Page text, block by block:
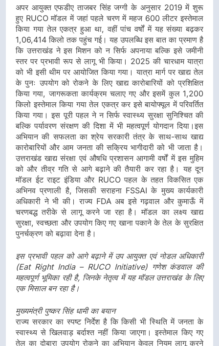
अपर आयुक्त एफडीए ताजबर सिंह जग्गी के अनुसार 2019 में शुरू
हुए RUCO मॉडल में जहां पहले चरण में महज 600 लीटर इस्तेमाल
किया गया तेल एकत्र हुआ था, वहीं पांच वर्षों में यह संख्या बढ़कर
1,06,414 किलो तक पहुंच गई। यह उपलब्धि इस बात का प्रमाण है
कि उत्तराखंड ने इस मिशन को न सिर्फ अपनाया बल्कि इसे जमीनी
स्तर पर प्रभावी रूप से लागू भी किया। 2025 की चारधाम यात्रा
को भी इसी थीम पर आयोजित किया गया। यात्रा मार्ग पर खाद्य तेल
के पुनः उपयोग को रोकने के लिए खाद्य कारोबारियों को प्रशिक्षित
किया गया, जागरूकता कार्यक्रम चलाए गए और इसमें कुल 1,200
किलो इस्तेमाल किया गया तेल एकत्र कर इसे बायोफ्यूल में परिवर्तित
किया गया। इस पूरी पहल ने न सिर्फ स्वास्थ्य सुरक्षा सुनिश्चित की
बल्कि पर्यावरण संरक्षण की दिशा में भी महत्वपूर्ण योगदान दिया।इस
अभियान की सफलता का श्रेय सरकारी तंत्र के साथ-साथ खाद्य
कारोबारियों और आम जनता की सक्रिय भागीदारी को भी जाता है।
उत्तराखंड खाद्य संरक्षा एवं औषधि प्रशासन आगामी वर्षों में इस मुहिम
को और तीव्र गति से आगे बढ़ाने की तैयारी कर रहा है। यह दून
मॉडल ईट राइट इंडिया और RUCO पहल के तहत विकसित एक
अभिनव प्रणाली है, जिसकी सराहना FSSAI के मुख्य कार्यकारी
अधिकारी ने भी की। राज्य FDA अब इसे गढ़वाल और कुमाऊँ में
चरणबद्ध तरीके से लागू करने जा रहा है। मॉडल का लक्ष्य खाद्य
सुरक्षा, स्वच्छता और उपयोग किए गए खाना पकाने के तेल के सुरक्षित
पुनर्चक्रण को बढ़ावा देना है।
इस प्रभावी पहल को आगे बढ़ाने में उप आयुक्त एवं नोडल अधिकारी
(Eat Right India – RUCO Initiative) गणेश कंडवाल की
महत्वपूर्ण भूमिका रही है, जिनके नेतृत्व में यह मॉडल उत्तराखंड के लिए
एक मिसाल बन रहा है।
मुख्यमंत्री पुष्कर सिंह धामी का बयान
राज्य सरकार का स्पष्ट निर्देश है कि किसी भी स्थिति में जनता के
स्वास्थ्य से खिलवाड़ बर्दाश्त नहीं किया जाएगा। इस्तेमाल किए गए
तेल का दोबारा उपयोग रोकने का अभियान केवल नियम लागू करने